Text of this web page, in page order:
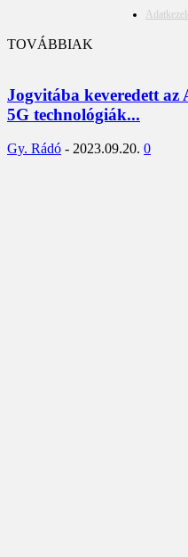
TOVÁBBIAK
Jogvitába keveredett az
5G technológiák...
Gy. Rádó - 2023.09.20. 0